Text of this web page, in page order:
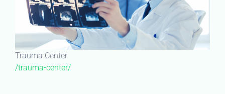
Trauma Center
/trauma-center/